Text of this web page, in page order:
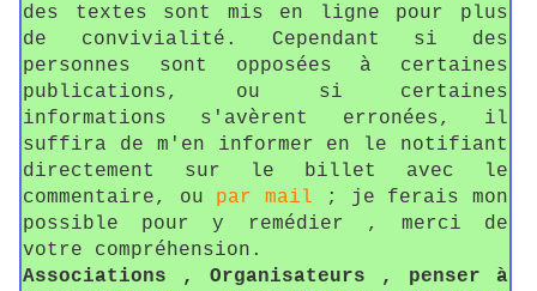
des textes sont mis en ligne pour plus
de convivialité. Cependant si des
personnes sont opposées à certaines
publications, ou si certaines
informations s'avèrent erronées, il
suffira de m'en informer en le notifiant
directement sur le billet avec le
commentaire, ou par mail ; je ferais mon
possible pour y remédier , merci de
votre compréhension.
Associations , Organisateurs , penser à